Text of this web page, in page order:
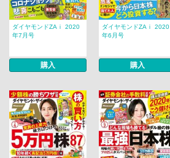
ダイヤモンドZAｉ 2020
年7月号
購入
ダイヤモンドZAｉ 2020
年6月号
購入